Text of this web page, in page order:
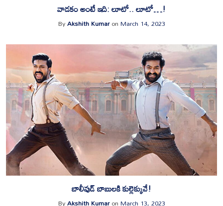
వాడకం అంటే ఇది: లూటో.. లూటో…!
ByAkshith KumaronMarch 14, 2023
బాలీవుడ్ బాబులకి కుల్లెక్కువే!
ByAkshith KumaronMarch 13, 2023